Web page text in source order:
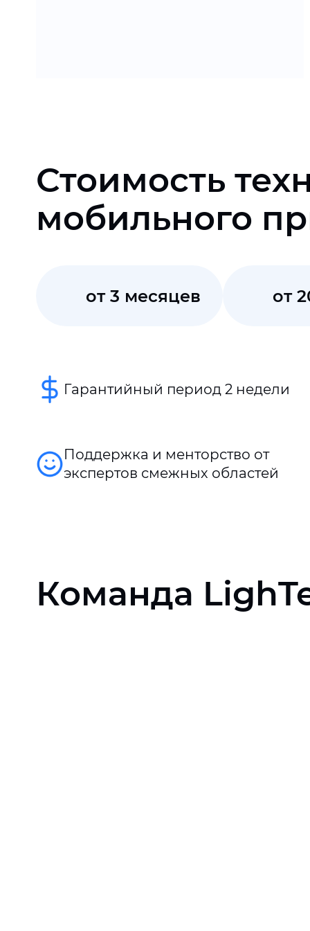
Стоимость
мобильного
от 3 месяцев от
Гарантийный период 2 недели
Поддержка и менторство от
экспертов смежных областей
Команда